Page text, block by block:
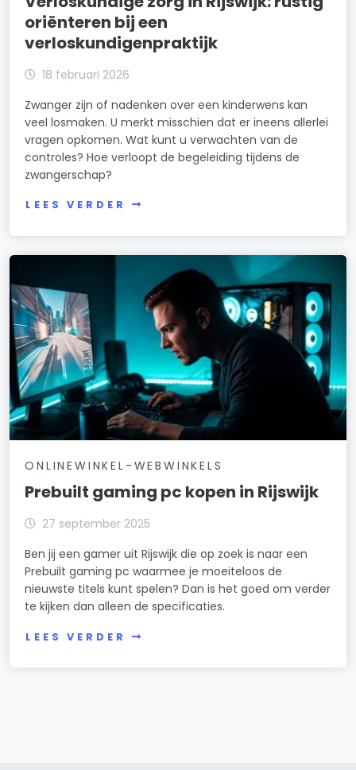
oriënteren bij een
verloskundigenpraktijk
18 februari 2026
Zwanger zijn of nadenken over een kinderwens kan
veel losmaken. U merkt misschien dat er ineens allerlei
vragen opkomen. Wat kunt u verwachten van de
controles? Hoe verloopt de begeleiding tijdens de
zwangerschap?
LEES VERDER
ONLINEWINKEL-WEBWINKELS
Prebuilt gaming pc kopen in Rijswijk
27 september 2025
Ben jij een gamer uit Rijswijk die op zoek is naar een
Prebuilt gaming pc waarmee je moeiteloos de
nieuwste titels kunt spelen? Dan is het goed om verder
te kijken dan alleen de specificaties.
LEES VERDER